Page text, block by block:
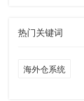
热门关键词
海外仓系统